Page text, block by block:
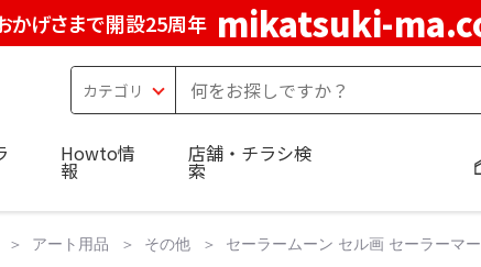
かげさまで開設25周年 mikatsuki-
Howto情
報
店舗・チラシ検
索
アート用品 その他 セーラームーン セル画 セーラーマ